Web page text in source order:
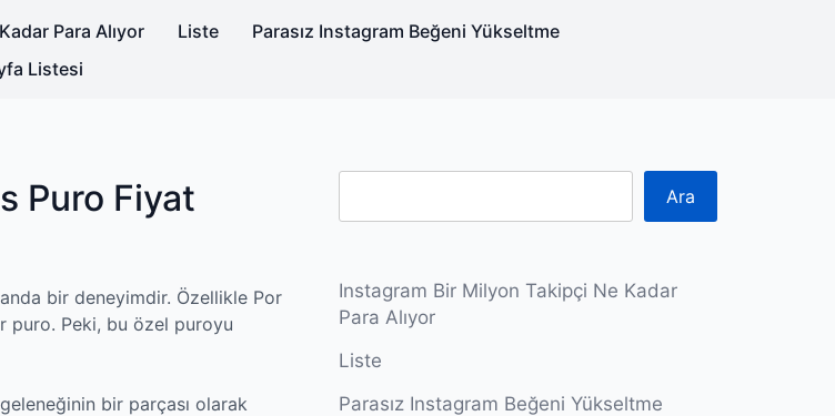
Para Alıyor Liste
Parasız Instagram Beğeni Yükseltme
Listesi
Puro Fiyat
bir deneyimdir. Özellikle Por
puro. Peki, bu özel puroyu
bir parçası olarak
Ara
Instagram Bir Milyon Takipçi Ne Kadar
Para Alıyor
Liste
Parasız Instagram Beğeni Yükseltme